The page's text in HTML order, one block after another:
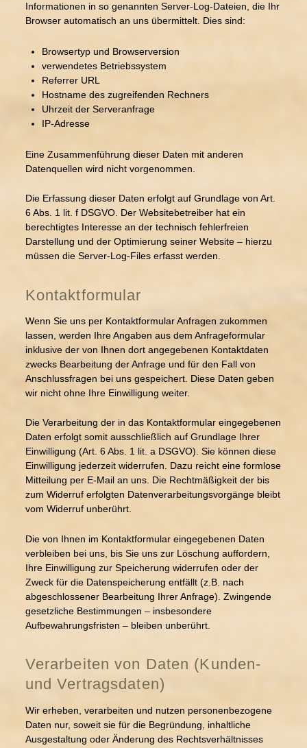
Informationen in so genannten Server-Log-Dateien, die Ihr
Browser automatisch an uns übermittelt. Dies sind:
Browsertyp und Browserversion
verwendetes Betriebssystem
Referrer URL
Hostname des zugreifenden Rechners
Uhrzeit der Serveranfrage
IP-Adresse
Eine Zusammenführung dieser Daten mit anderen
Datenquellen wird nicht vorgenommen.
Die Erfassung dieser Daten erfolgt auf Grundlage von Art.
6 Abs. 1 lit. f DSGVO. Der Websitebetreiber hat ein
berechtigtes Interesse an der technisch fehlerfreien
Darstellung und der Optimierung seiner Website – hierzu
müssen die Server-Log-Files erfasst werden.
Kontaktformular
Wenn Sie uns per Kontaktformular Anfragen zukommen
lassen, werden Ihre Angaben aus dem Anfrageformular
inklusive der von Ihnen dort angegebenen Kontaktdaten
zwecks Bearbeitung der Anfrage und für den Fall von
Anschlussfragen bei uns gespeichert. Diese Daten geben
wir nicht ohne Ihre Einwilligung weiter.
Die Verarbeitung der in das Kontaktformular eingegebenen
Daten erfolgt somit ausschließlich auf Grundlage Ihrer
Einwilligung (Art. 6 Abs. 1 lit. a DSGVO). Sie können diese
Einwilligung jederzeit widerrufen. Dazu reicht eine formlose
Mitteilung per E-Mail an uns. Die Rechtmäßigkeit der bis
zum Widerruf erfolgten Datenverarbeitungsvorgänge bleibt
vom Widerruf unberührt.
Die von Ihnen im Kontaktformular eingegebenen Daten
verbleiben bei uns, bis Sie uns zur Löschung auffordern,
Ihre Einwilligung zur Speicherung widerrufen oder der
Zweck für die Datenspeicherung entfällt (z.B. nach
abgeschlossener Bearbeitung Ihrer Anfrage). Zwingende
gesetzliche Bestimmungen – insbesondere
Aufbewahrungsfristen – bleiben unberührt.
Verarbeiten von Daten (Kunden-
und Vertragsdaten)
Wir erheben, verarbeiten und nutzen personenbezogene
Daten nur, soweit sie für die Begründung, inhaltliche
Ausgestaltung oder Änderung des Rechtsverhältnisses